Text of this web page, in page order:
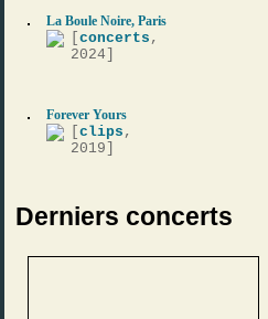
La Boule Noire, Paris
[concerts ,
2024]
Forever Yours
[clips ,
2019]
Derniers concerts